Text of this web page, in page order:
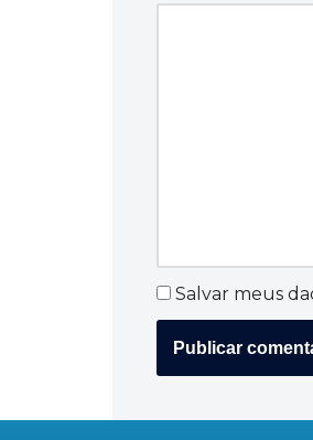
Salvar meus